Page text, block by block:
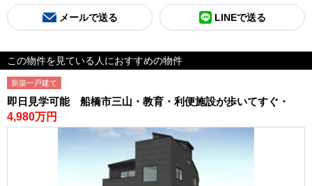
メールで送る LINEで送る
この物件を見ている人におすすめの物件
新築一戸建て
即日見学可能 船橋市三山・教育・利便施設が歩いてすぐ・
4,980万円